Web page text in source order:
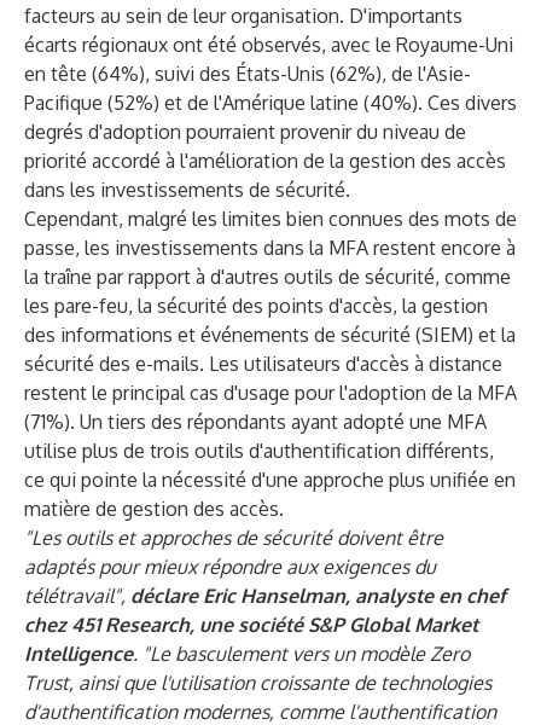
facteurs au sein de leur organisation. D'importants
écarts régionaux ont été observés, avec le Royaume-Uni
en tête (64%), suivi des États-Unis (62%), de l'Asie-
Pacifique (52%) et de l'Amérique latine (40%). Ces divers
degrés d'adoption pourraient provenir du niveau de
priorité accordé à l'amélioration de la gestion des accès
dans les investissements de sécurité.
Cependant, malgré les limites bien connues des mots de
passe, les investissements dans la MFA restent encore à
la traîne par rapport à d'autres outils de sécurité, comme
les pare-feu, la sécurité des points d'accès, la gestion
des informations et événements de sécurité (SIEM) et la
sécurité des e-mails. Les utilisateurs d'accès à distance
restent le principal cas d'usage pour l'adoption de la MFA
(71%). Un tiers des répondants ayant adopté une MFA
utilise plus de trois outils d'authentification différents,
ce qui pointe la nécessité d'une approche plus unifiée en
matière de gestion des accès.
"Les outils et approches de sécurité doivent être
adaptés pour mieux répondre aux exigences du
télétravail", déclare Eric Hanselman, analyste en chef
chez 451 Research, une société S&P Global Market
Intelligence. "Le basculement vers un modèle Zero
Trust, ainsi que l'utilisation croissante de technologies
d'authentification modernes, comme l'authentification